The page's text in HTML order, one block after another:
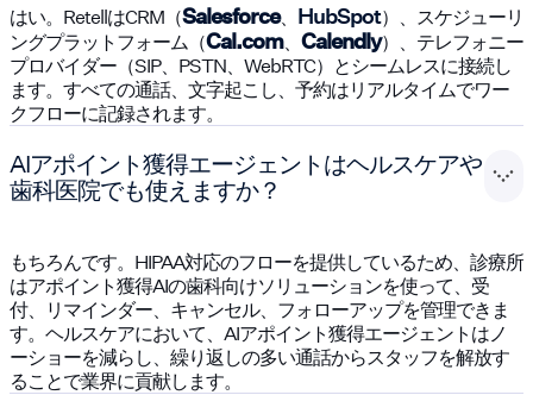
はい。RetellはCRM（Salesforce、 HubSpot）、スケジューリ
ングプラットフォーム（Cal.com、 Calendly）、テレフォニー
プロバイダー（SIP、PSTN、WebRTC）とシームレスに接続し
ます。すべての通話、文字起こし、予約はリアルタイムでワー
クフローに記録されます。
AIアポイント獲得エージェントはヘルスケアや
歯科医院でも使えますか？
もちろんです。HIPAA対応のフローを提供しているため、診療所
はアポイント獲得AIの歯科向けソリューションを使って、受
付、リマインダー、キャンセル、フォローアップを管理できま
す。ヘルスケアにおいて、AIアポイント獲得エージェントはノ
ーショーを減らし、繰り返しの多い通話からスタッフを解放す
ることで業界に貢献します。